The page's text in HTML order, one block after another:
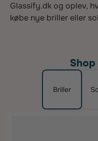
Glassify.dk og oplev,
købe nye briller eller
Briller